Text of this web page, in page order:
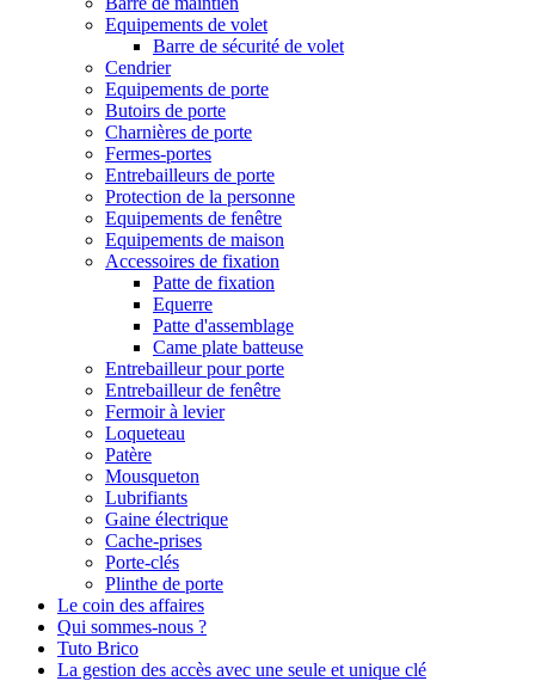
Equipements de volet
Barre de sécurité de volet
Cendrier
Equipements de porte
Butoirs de porte
Charnières de porte
Fermes-portes
Entrebailleurs de porte
Protection de la personne
Equipements de fenêtre
Equipements de maison
Accessoires de fixation
Patte de fixation
Equerre
Patte d'assemblage
Came plate batteuse
Entrebailleur pour porte
Entrebailleur de fenêtre
Fermoir à levier
Loqueteau
Patère
Mousqueton
Lubrifiants
Gaine électrique
Cache-prises
Porte-clés
Plinthe de porte
Le coin des affaires
Qui sommes-nous ?
Tuto Brico
La gestion des accès avec une seule et unique clé